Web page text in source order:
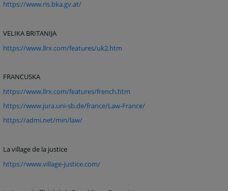
https://www.ris.bka.gv.at/
VELIKA BRITANIJA
https://www.llrx.com/features/uk2.htm
FRANCUSKA
https://www.llrx.com/features/french.htm
https://www.jura.uni-sb.de/france/Law-France/
https://admi.net/min/law/
La village de la justice
https://www.village-justice.com/